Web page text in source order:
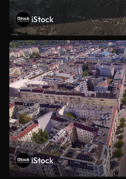
iStock
iStock